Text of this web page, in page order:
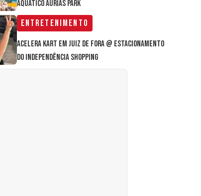
aquático Áurias Park
Entretenimento
Acelera Kart em Juiz de Fora @ estacionamento
do Independência Shopping